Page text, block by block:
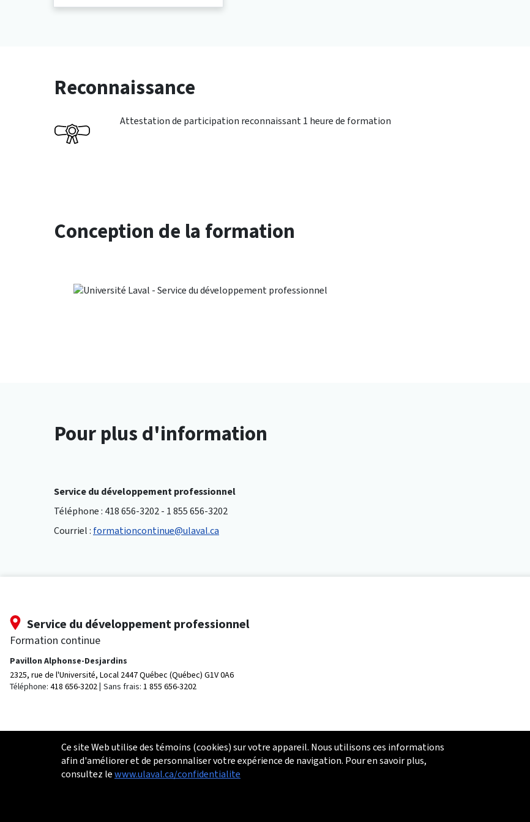
Reconnaissance
Attestation de participation reconnaissant 1 heure de formation
Conception de la formation
Pour plus d'information
Service du développement professionnel
Téléphone : 418 656-3202 - 1 855 656-3202
Courriel : formationcontinue@ulaval.ca
Service du développement professionnel
Formation continue
Pavillon Alphonse-Desjardins
2325, rue de l'Université, Local 2447Québec (Québec) G1V 0A6
Téléphone: 418 656-3202 Sans frais: 1 855 656-3202
Ce site Web utilise des témoins (cookies) sur votre appareil. Nous utilisons ces informations
afin d'améliorer et de personnaliser votre expérience de navigation. Pour en savoir plus,
consultez lewww.ulaval.ca/confidentialite